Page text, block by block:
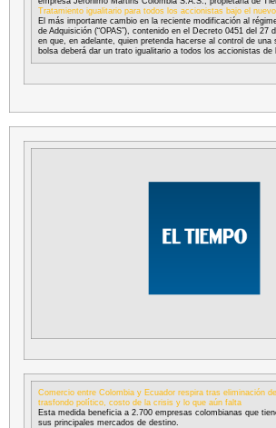
Tratamiento igualitario para todos los accionistas bajo el
El más importante cambio en la reciente modificación al
de Adquisición (“OPAS”), contenido en el Decreto 0451 del 27
en que, en adelante, quien pretenda hacerse al control de una
bolsa deberá dar un trato igualitario a todos los accionistas de
Comercio entre Colombia y Ecuador respira tras eliminación
trasfondo político, costo de la crisis y lo que aún falta
Esta medida beneficia a 2.700 empresas colombianas que
sus principales mercados de destino.